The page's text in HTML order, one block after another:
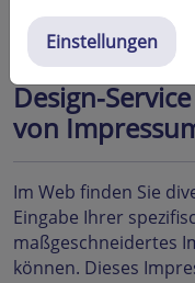
Design-
von
Im Web finden Sie
Eingabe Ihrer
maßgeschneidertes
können. Dieses
Einstellungen